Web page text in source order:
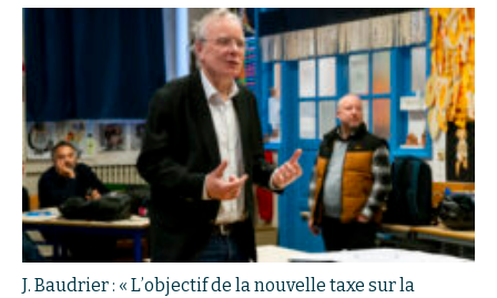
J. Baudrier : « L’objectif de la nouvelle taxe sur la